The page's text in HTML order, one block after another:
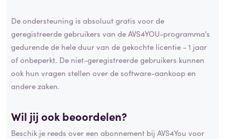
De ondersteuning is absoluut gratis voor de
geregistreerde gebruikers van de AVS4YOU-programma's
gedurende de hele duur van de gekochte licentie - 1 jaar
of onbeperkt. De niet-geregistreerde gebruikers kunnen
ook hun vragen stellen over de software-aankoop en
andere zaken.
Wil jij ook beoordelen?
Beschik je reeds over een abonnement bij AVS4You voor